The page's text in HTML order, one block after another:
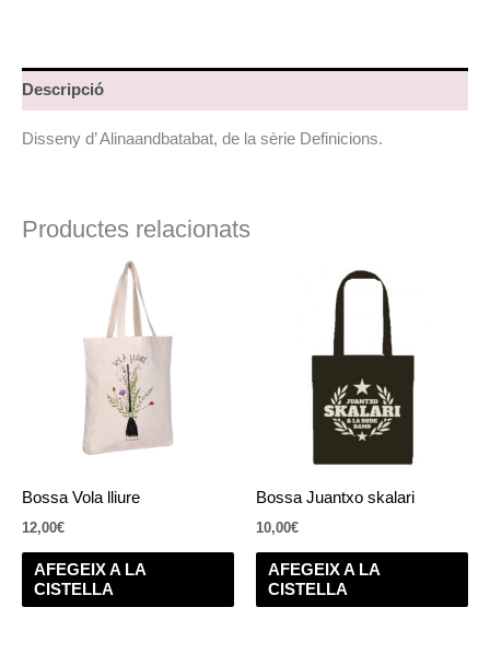
Descripció
Disseny d’ Alinaandbatabat, de la sèrie Definicions.
Productes relacionats
Bossa Vola lliure
12,00€
AFEGEIX A LA
CISTELLA
Bossa Juantxo skalari
10,00€
AFEGEIX A LA
CISTELLA